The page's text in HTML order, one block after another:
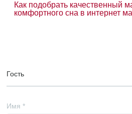
Как подобрать качественный
комфортного сна в интернет
Гость
Имя *